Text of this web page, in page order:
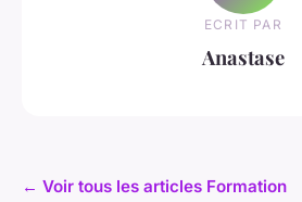
ECRIT PAR
Anastase
← Voir tous les articles Formation